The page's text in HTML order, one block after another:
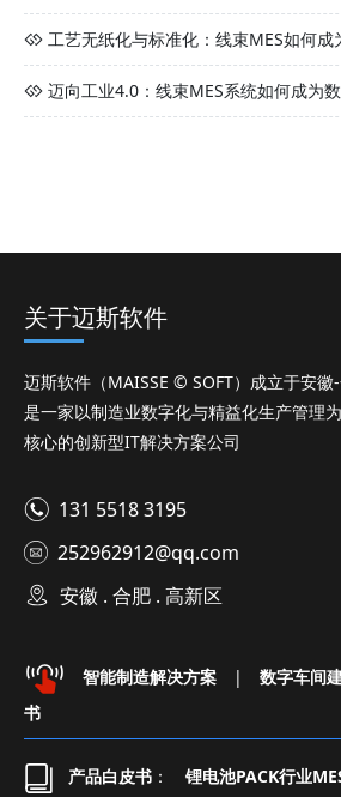
工艺无纸化与标准化：线束MES如何成
迈向工业4.0：线束MES系统如何成为
关于迈斯软件
迈斯软件（MAISSE © SOFT）成立于安徽-
是一家以制造业数字化与精益化生产管理
核心的创新型IT解决方案公司
131 5518 3195
252962912@qq.com
安徽 . 合肥 . 高新区
智能制造解决方案 | 数字车间
书
产品白皮书 ： 锂电池PACK行业